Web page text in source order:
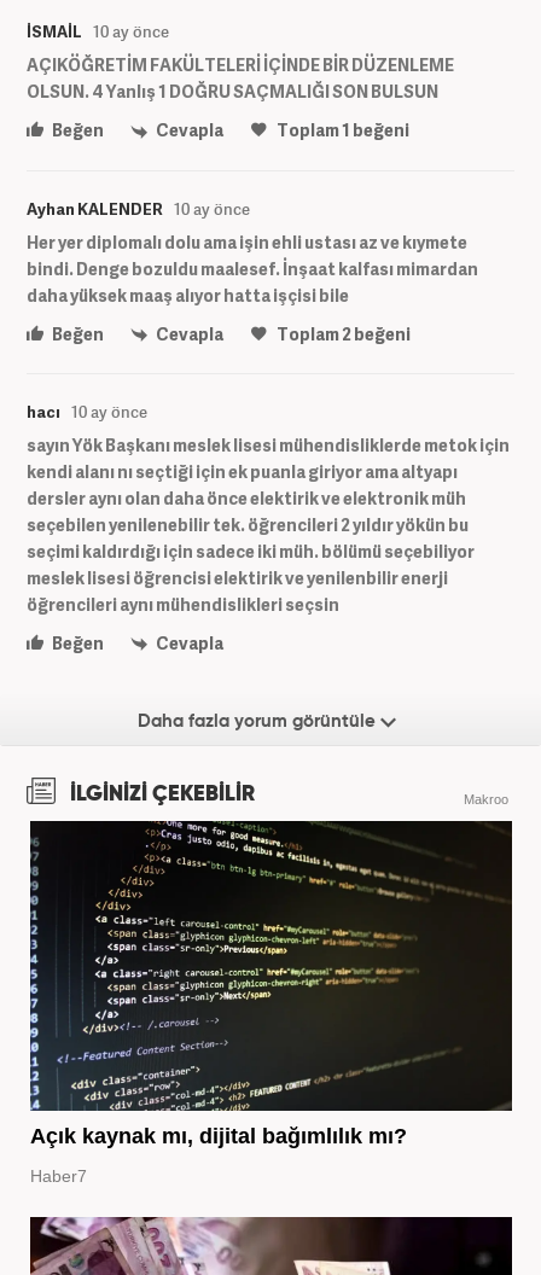
İSMAİL 10 ay önce
AÇIKÖĞRETİM FAKÜLTELERİ İÇİNDE BİR DÜZENLEME
OLSUN. 4 Yanlış 1 DOĞRU SAÇMALIĞI SON BULSUN
Beğen
Cevapla Toplam1 beğeni
Ayhan KALENDER 10 ay önce
Her yer diplomalı dolu ama işin ehli ustası az ve kıymete
bindi. Denge bozuldu maalesef. İnşaat kalfası mimardan
daha yüksek maaş alıyor hatta işçisi bile
Beğen
Cevapla Toplam2 beğeni
hacı 10 ay önce
sayın Yök Başkanı meslek lisesi mühendisliklerde metok için
kendi alanı nı seçtiği için ek puanla giriyor ama altyapı
dersler aynı olan daha önce elektirik ve elektronik müh
seçebilen yenilenebilir tek. öğrencileri 2 yıldır yökün bu
seçimi kaldırdığı için sadece iki müh. bölümü seçebiliyor
meslek lisesi öğrencisi elektirik ve yenilenbilir enerji
öğrencileri aynı mühendislikleri seçsin
Beğen
Cevapla
Daha fazla yorum görüntüle
İLGİNİZİ ÇEKEBİLİR Makroo
Açık kaynak mı, dijital bağımlılık mı?
Haber7